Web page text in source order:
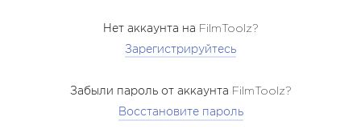
Нет аккаунта на FilmToolz?
Зарегистрируйтесь
Забыли пароль от аккаунта FilmToolz?
Восстановите пароль